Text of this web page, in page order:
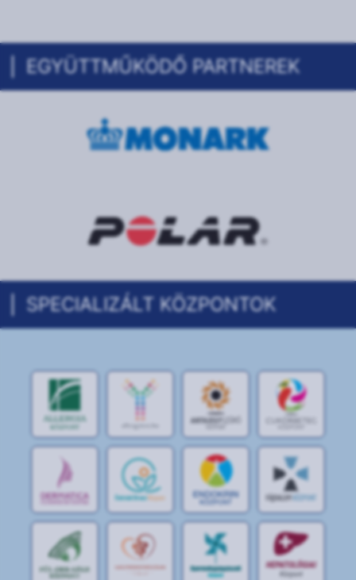
EGYÜTTMŰKÖDŐ PARTNEREK
SPECIALIZÁLT KÖZPONTOK